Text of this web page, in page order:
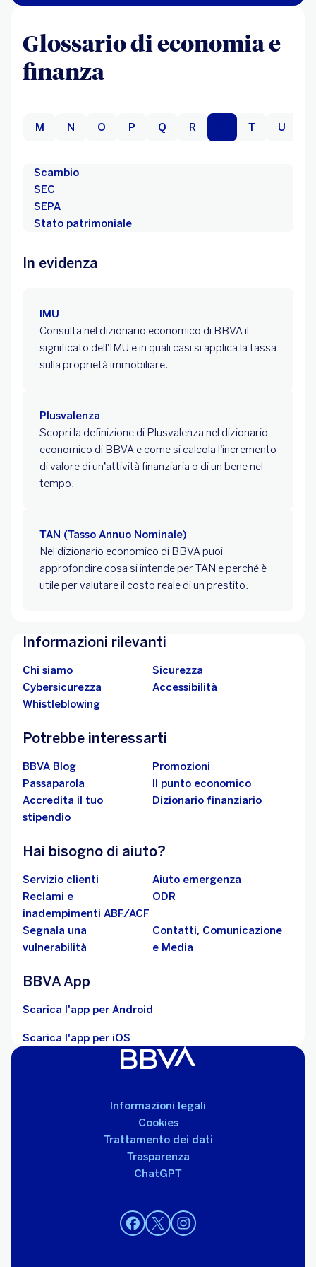
Glossario di economia e
finanza
M N O P Q R T U
Scambio
SEC
SEPA
Stato patrimoniale
In evidenza
IMU
Consulta nel dizionario economico di BBVA il
significato dell'IMU e in quali casi si applica la tassa
sulla proprietà immobiliare.
Plusvalenza
Scopri la definizione di Plusvalenza nel dizionario
economico di BBVA e come si calcola l’incremento
di valore di un’attività finanziaria o di un bene nel
tempo.
TAN (Tasso Annuo Nominale)
Nel dizionario economico di BBVA puoi
approfondire cosa si intende per TAN e perché è
utile per valutare il costo reale di un prestito.
Informazioni rilevanti
Chi siamo
Sicurezza
Cybersicurezza
Accessibilità
Whistleblowing
Potrebbe interessarti
BBVA Blog
Promozioni
Passaparola
Il punto economico
Accredita il tuo
stipendio
Dizionario finanziario
Hai bisogno di aiuto?
Servizio clienti
Aiuto emergenza
Reclami e
inadempimenti ABF/ACF
ODR
Segnala una
vulnerabilità
Contatti, Comunicazione
e Media
BBVA App
Scarica l'app per Android
Scarica l'app per iOS
Informazioni legali
Cookies
Trattamento dei dati
Trasparenza
ChatGPT